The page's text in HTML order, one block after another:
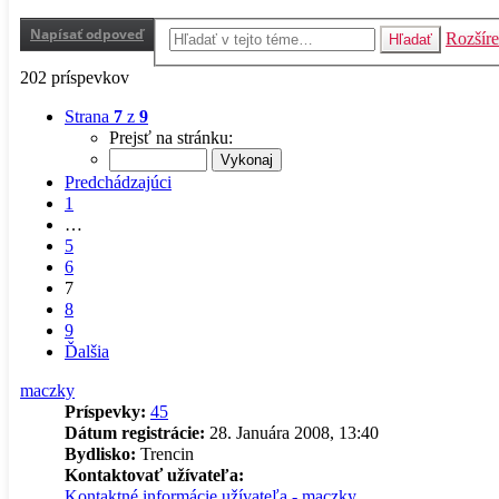
Napísať odpoveď Hľadať
202 príspevkov
Strana 7 z 9
Prejsť na stránku:
Predchádzajúci
1
…
5
6
7
8
9
Ďalšia
maczky
Príspevky: 45
Dátum registrácie: 28. Januára 2008, 13:40
Bydlisko: Trencin
Kontaktovať užívateľa: